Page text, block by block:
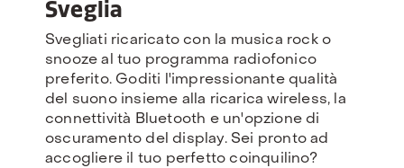
Sveglia
Svegliati ricaricato con la musica rock o
snooze al tuo programma radiofonico
preferito. Goditi l'impressionante qualità
del suono insieme alla ricarica wireless, la
connettività Bluetooth e un'opzione di
oscuramento del display. Sei pronto ad
accogliere il tuo perfetto coinquilino?